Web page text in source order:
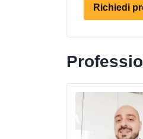
Richiedi